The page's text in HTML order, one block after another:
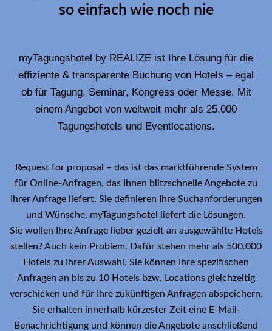
so einfach wie noch nie
myTagungshotel by REALIZE ist Ihre Lösung für die
effiziente & transparente Buchung von Hotels – egal
ob für Tagung, Seminar, Kongress oder Messe. Mit
einem Angebot von weltweit mehr als 25.000
Tagungshotels und Eventlocations.
Request for proposal – das ist das marktführende System
für Online-Anfragen, das Ihnen blitzschnelle Angebote zu
Ihrer Anfrage liefert. Sie definieren Ihre Suchanforderungen
und Wünsche, myTagungshotel liefert die Lösungen.
Sie wollen Ihre Anfrage lieber gezielt an ausgewählte Hotels
stellen? Auch kein Problem. Dafür stehen mehr als 500.000
Hotels zu Ihrer Auswahl. Sie können Ihre spezifischen
Anfragen an bis zu 10 Hotels bzw. Locations gleichzeitig
verschicken und für Ihre zukünftigen Anfragen abspeichern.
Sie erhalten innerhalb kürzester Zeit eine E-Mail-
Benachrichtigung und können die Angebote anschließend